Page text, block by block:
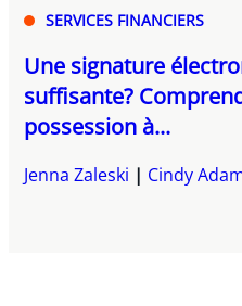
SERVICES FINANCIERS
Une signature
suffisante?
possession à...
Jenna Zaleski Cindy